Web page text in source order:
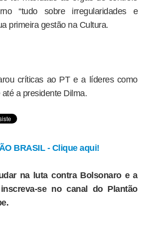
“tudo sobre irregularidades e
primeira gestão na Cultura.
críticas ao PT e a líderes como
a presidente Dilma.
BRASIL - Clique aqui!
na luta contra Bolsonaro e a
se no canal do Plantão